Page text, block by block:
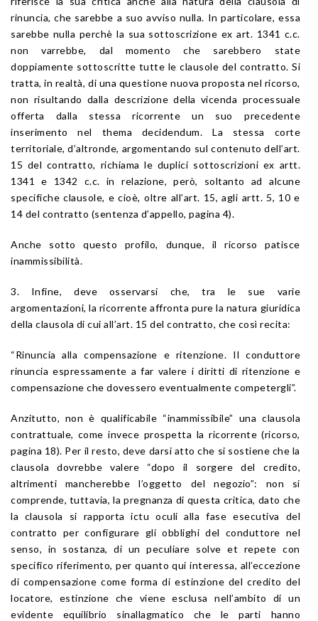
rinuncia, che sarebbe a suo avviso nulla. In particolare, essa
sarebbe nulla perchè la sua sottoscrizione ex art. 1341 c.c.
non varrebbe, dal momento che sarebbero state
doppiamente sottoscritte tutte le clausole del contratto. Si
tratta, in realtà, di una questione nuova proposta nel ricorso,
non risultando dalla descrizione della vicenda processuale
offerta dalla stessa ricorrente un suo precedente
inserimento nel thema decidendum. La stessa corte
territoriale, d’altronde, argomentando sul contenuto dell’art.
15 del contratto, richiama le duplici sottoscrizioni ex artt.
1341 e 1342 c.c. in relazione, però, soltanto ad alcune
specifiche clausole, e cioè, oltre all’art. 15, agli artt. 5, 10 e
14 del contratto (sentenza d’appello, pagina 4).
Anche sotto questo profilo, dunque, il ricorso patisce
inammissibilità.
3. Infine, deve osservarsi che, tra le sue varie
argomentazioni, la ricorrente affronta pure la natura giuridica
della clausola di cui all’art. 15 del contratto, che così recita:
“Rinuncia alla compensazione e ritenzione. Il conduttore
rinuncia espressamente a far valere i diritti di ritenzione e
compensazione che dovessero eventualmente competergli”.
Anzitutto, non è qualificabile “inammissibile” una clausola
contrattuale, come invece prospetta la ricorrente (ricorso,
pagina 18). Per il resto, deve darsi atto che si sostiene che la
clausola dovrebbe valere “dopo il sorgere del credito,
altrimenti mancherebbe l’oggetto del negozio”: non si
comprende, tuttavia, la pregnanza di questa critica, dato che
la clausola si rapporta ictu oculi alla fase esecutiva del
contratto per configurare gli obblighi del conduttore nel
senso, in sostanza, di un peculiare solve et repete con
specifico riferimento, per quanto qui interessa, all’eccezione
di compensazione come forma di estinzione del credito del
locatore, estinzione che viene esclusa nell’ambito di un
evidente equilibrio sinallagmatico che le parti hanno